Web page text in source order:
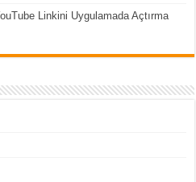
Linkini Uygulamada Açtırma